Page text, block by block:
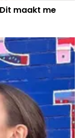
maakt me